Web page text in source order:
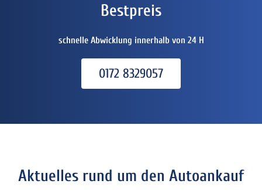
Bestpreis
schnelle Abwicklung innerhalb von 24 H
0172 8329057
Aktuelles rund um den Autoankauf